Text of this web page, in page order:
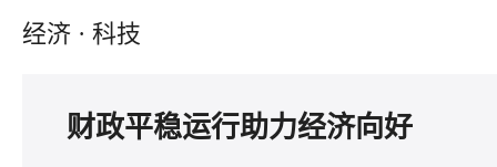
经济 · 科技
财政平稳运行助力经济向好